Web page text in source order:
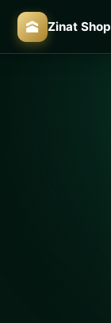
🕋 Zinat Shop